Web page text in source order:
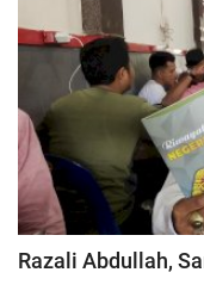
Redaksi
EDUKASI
SOSOK
LINTAS DESA
WISATA
Razali Abdullah,